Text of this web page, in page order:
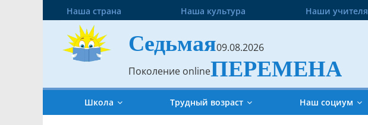
Наша страна Наша культура Наши учителя
Седьмая09.08.2026
Поколение onlineПЕРЕМЕНА
Школа Трудный возраст Наш социум